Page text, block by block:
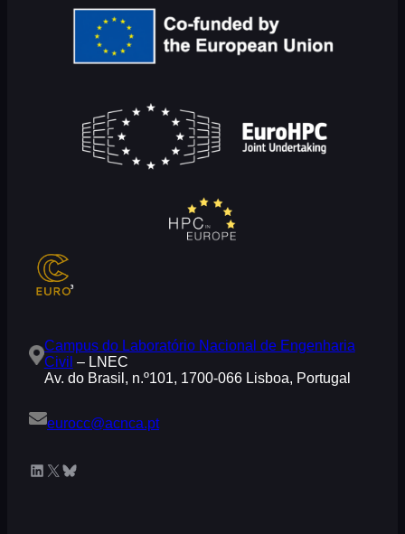
Campus do Laboratório Nacional de Engenharia
Civil – LNEC
Av. do Brasil, n.º101, 1700-066 Lisboa, Portugal
eurocc@acnca.pt
LinkedIn X Bluesky